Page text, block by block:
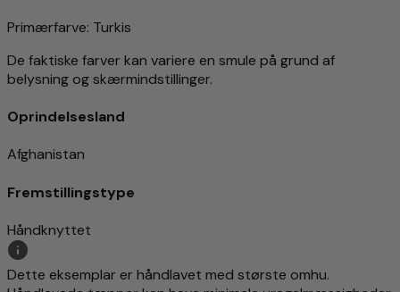
Primærfarve: Turkis
De faktiske farver kan variere en smule på grund af
belysning og skærmindstillinger.
Oprindelsesland
Afghanistan
Fremstillingstype
Håndknyttet
Dette eksemplar er håndlavet med største omhu.